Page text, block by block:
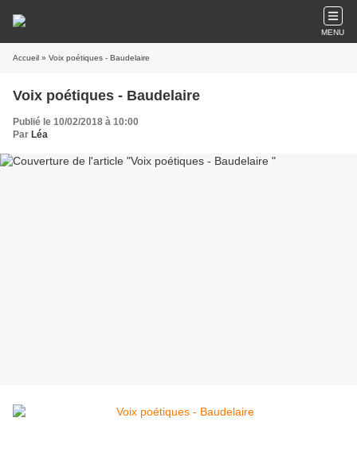
MENU
Accueil » Voix poétiques - Baudelaire
Voix poétiques - Baudelaire
Publié le 10/02/2018 à 10:00
Par Léa